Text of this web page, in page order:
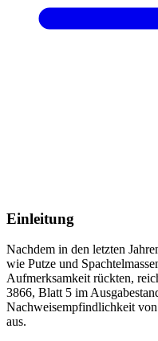
Einleitung
Nachdem in den letzten
wie Putze und
Aufmerksamkeit rückten,
3866, Blatt 5 im
Nachweisempfindlichkeit
aus.